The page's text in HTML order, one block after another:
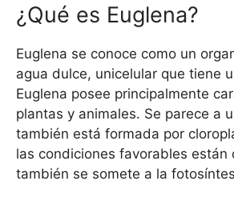
¿Qué es Euglena?
Euglena se conoce como un
agua dulce, unicelular que tiene
Euglena posee principalmente
plantas y animales. Se parece a
también está formada por
las condiciones favorables están
también se somete a la